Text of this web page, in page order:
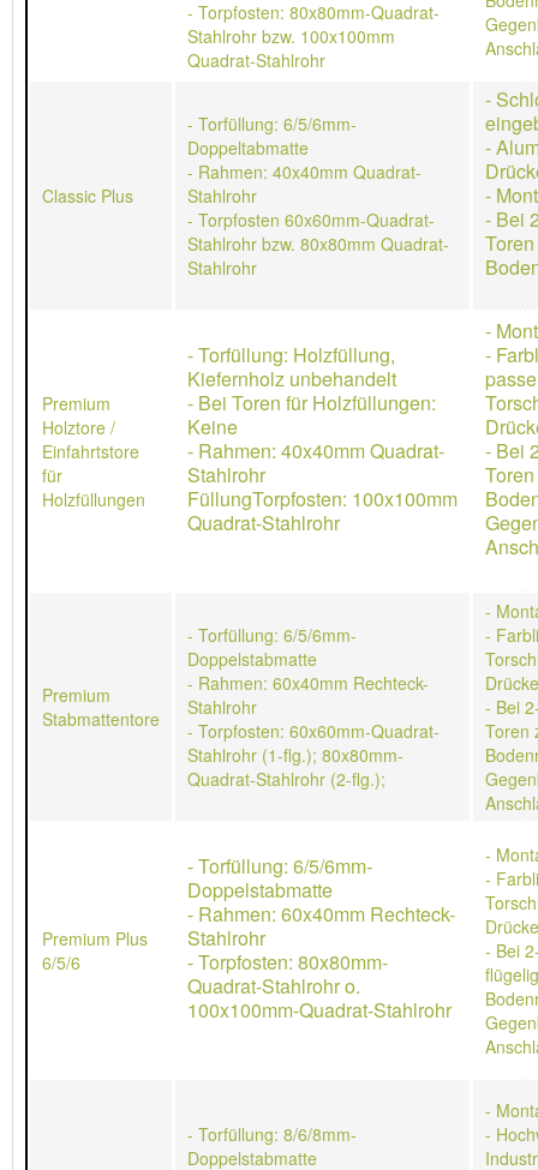
- Torpfosten: 80x80mm-Quadrat-
Stahlrohr bzw. 100x100mm
Quadrat-Stahlrohr
Classic Plus
- Torfüllung: 6/5/6mm-
Doppeltabmatte
- Rahmen: 40x40mm Quadrat-
Stahlrohr
- Torpfosten 60x60mm-Quadrat-
Stahlrohr bzw. 80x80mm Quadrat-
Stahlrohr
-
-
-
- Bei
Premium
Holztore /
Einfahrtstore
für
Holzfüllungen
- Torfüllung: Holzfüllung,
Kiefernholz unbehandelt
- Bei Toren für Holzfüllungen:
Keine
- Rahmen: 40x40mm Quadrat-
Stahlrohr
FüllungTorpfosten: 100x100mm
Quadrat-Stahlrohr
-
-
- Bei
Premium
Stabmattentore
- Torfüllung: 6/5/6mm-
Doppelstabmatte
- Rahmen: 60x40mm Rechteck-
Stahlrohr
- Torpfosten: 60x60mm-Quadrat-
Stahlrohr (1-flg.); 80x80mm-
Quadrat-Stahlrohr (2-flg.);
-
-
- Bei
Toren
Premium Plus
6/5/6
- Torfüllung: 6/5/6mm-
Doppelstabmatte
- Rahmen: 60x40mm Rechteck-
Stahlrohr
- Torpfosten: 80x80mm-
Quadrat-Stahlrohr o.
100x100mm-Quadrat-Stahlrohr
-
-
- Bei
- Torfüllung: 8/6/8mm-
Doppelstabmatte
-
-